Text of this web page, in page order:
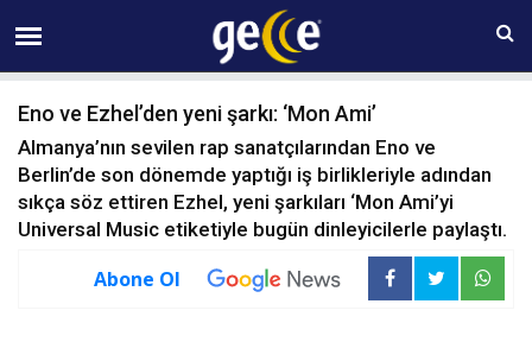
09 AĞUSTOS Pazar 12:28
Eno ve Ezhel’den yeni şarkı: ‘Mon Ami’
Almanya’nın sevilen rap sanatçılarından Eno ve
Berlin’de son dönemde yaptığı iş birlikleriyle adından
sıkça söz ettiren Ezhel, yeni şarkıları ‘Mon Ami’yi
Universal Music etiketiyle bugün dinleyicilerle paylaştı.
Abone Ol